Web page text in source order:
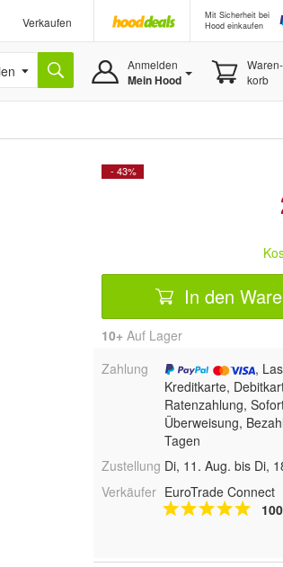
Verkaufen
Mit Sicherheit bei
Hood einkaufen
Anmelden
Mein Hood
Waren-
korb
- 43%
In den
10+ Auf Lager
Zahlung
,
Kreditkarte,
Ratenzahlung,
Überweisung,
Tagen
Zustellung Di, 11. Aug. bis Di,
Verkäufer EuroTrade Connect